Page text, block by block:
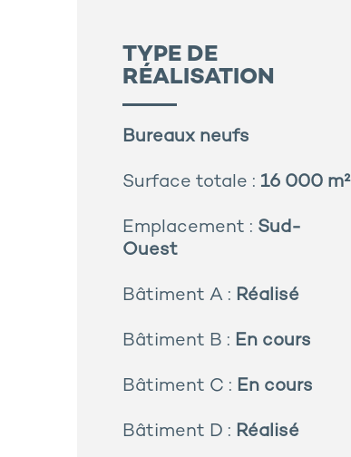
TYPE DE
RÉALISATION
Bureaux neufs
Surface totale : 16 000 m²
Emplacement : Sud-
Ouest
Bâtiment A : Réalisé
Bâtiment B : En cours
Bâtiment C : En cours
Bâtiment D : Réalisé